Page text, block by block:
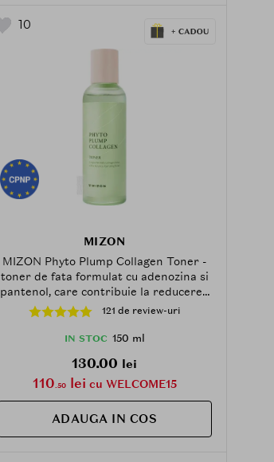
10
MIZON
MIZON Phyto Plump Collagen Toner -
toner de fata formulat cu adenozina si
pantenol, care contribuie la reducerea
aspectului ridurilor si la metinerea
hidratarii - 150 ml
121 de review-uri
IN STOC 150 ml
130.00 lei
110.50lei cu WELCOME15
ADAUGA IN COS